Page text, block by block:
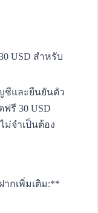
USD สำหรับ
และยืนยันตัว
รี 30 USD
ม่จำเป็นต้อง
ากเพิ่มเติม:**